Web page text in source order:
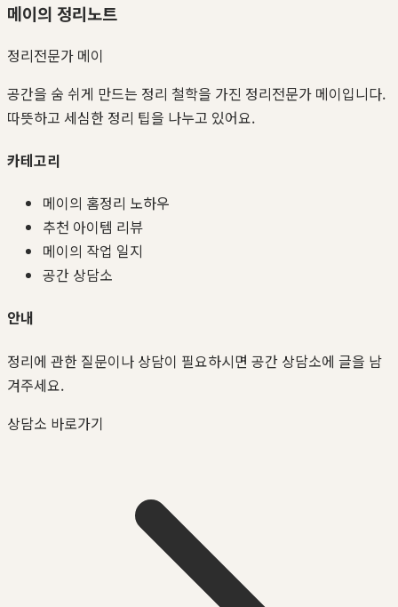
메이의 정리노트
정리전문가 메이
공간을 숨 쉬게 만드는 정리 철학을 가진 정리전문가 메이입니다.
따뜻하고 세심한 정리 팁을 나누고 있어요.
카테고리
메이의 홈정리 노하우
추천 아이템 리뷰
메이의 작업 일지
공간 상담소
안내
정리에 관한 질문이나 상담이 필요하시면 공간 상담소에 글을 남
겨주세요.
상담소 바로가기